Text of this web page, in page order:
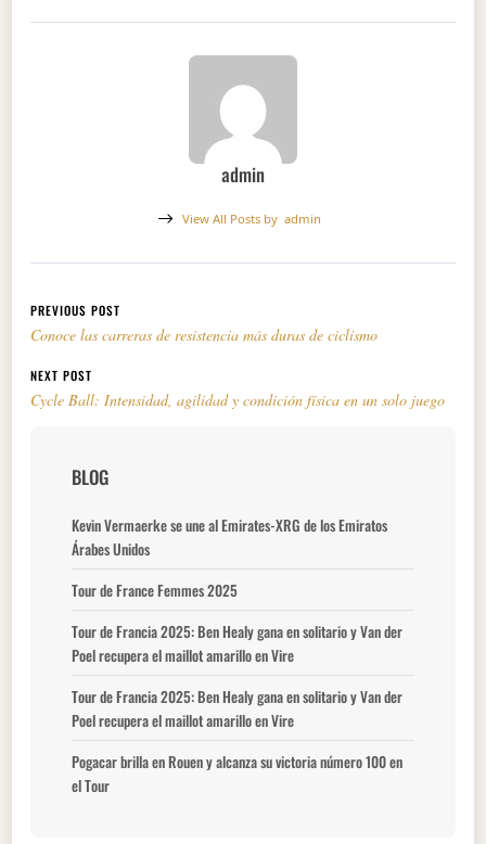
admin
View All Posts by admin
Navegación de entradas
PREVIOUS POST
Conoce las carreras de resistencia más duras de ciclismo
NEXT POST
Cycle Ball: Intensidad, agilidad y condición física en un solo juego
BLOG
Kevin Vermaerke se une al Emirates-XRG de los Emiratos
Árabes Unidos
Tour de France Femmes 2025
Tour de Francia 2025: Ben Healy gana en solitario y Van der
Poel recupera el maillot amarillo en Vire
Tour de Francia 2025: Ben Healy gana en solitario y Van der
Poel recupera el maillot amarillo en Vire
Pogacar brilla en Rouen y alcanza su victoria número 100 en
el Tour